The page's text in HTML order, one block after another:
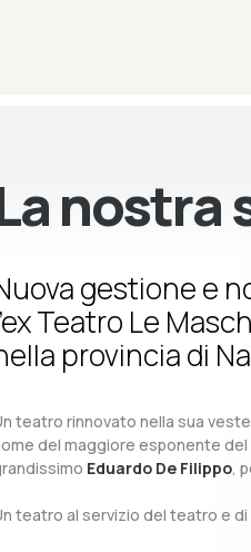
nostra
gestione e
Teatro Le
provincia di
teatro rinnovato nella sua
del maggiore esponente
Eduardo De Filippo,
teatro al servizio del teatro e